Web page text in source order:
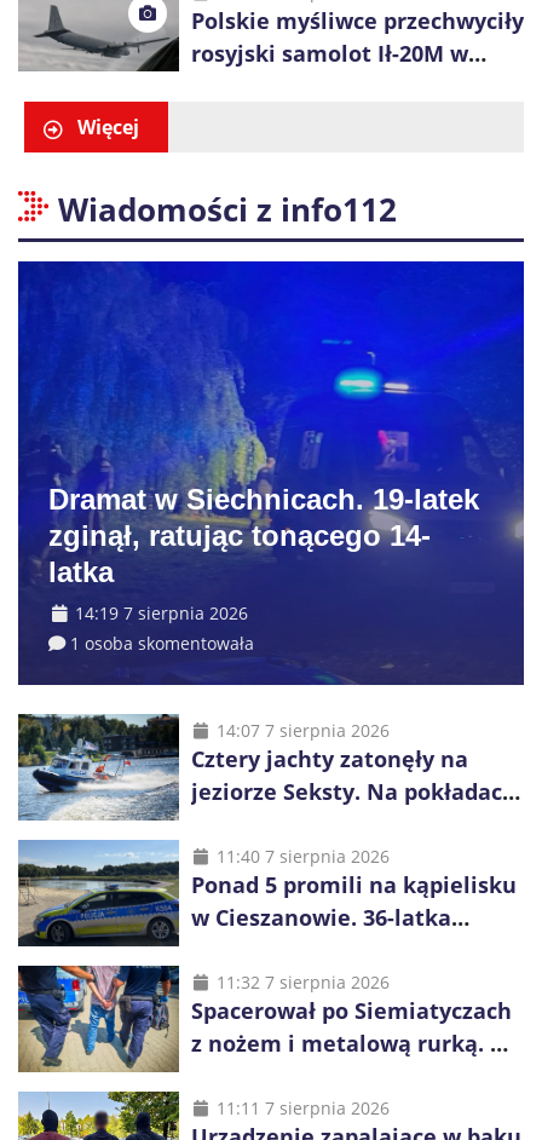
Polskie myśliwce przechwyciły
rosyjski samolot Ił-20M w
Więcej
Wiadomości z info112
Dramat w Siechnicach. 19-latek
zginął, ratując tonącego 14-
latka
14:19 7 sierpnia 2026
1 osoba skomentowała
14:07 7 sierpnia 2026
Cztery jachty zatonęły na
jeziorze Seksty. Na pokładach
małoletnich
11:40 7 sierpnia 2026
Ponad 5 promili na kąpielisku
w Cieszanowie. 36-latka
z wody
11:32 7 sierpnia 2026
Spacerował po Siemiatyczach
z nożem i metalową rurką. W
alkohol i perfumy
11:11 7 sierpnia 2026